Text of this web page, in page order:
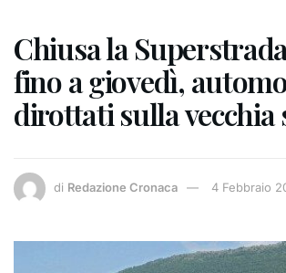
Chiusa la
fino a giovedì,
dirottati sulla vecchia
di Redazione Cronaca 4 Febbraio